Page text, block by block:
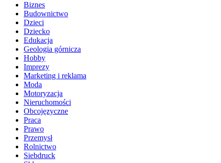
Biznes
Budownictwo
Dzieci
Dziecko
Edukacja
Geologia górnicza
Hobby
Imprezy
Marketing i reklama
Moda
Motoryzacja
Nieruchomości
Obcojęzyczne
Praca
Prawo
Przemysł
Rolnictwo
Siebdruck